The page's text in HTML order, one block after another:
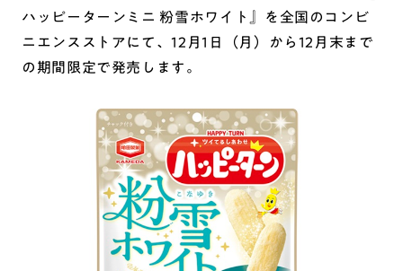
ハッピーターンミニ 粉雪ホワイト』を全国のコンビ
ニエンスストアにて、12月1日（月）から12月末まで
の期間限定で発売します。